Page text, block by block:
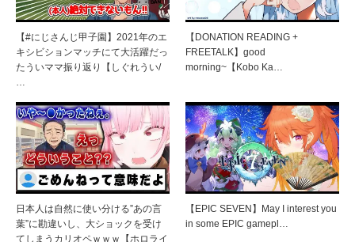
【#にじさんじ甲子園】2021年のエ
キシビションマッチにて大活躍だっ
たういママ振り返り【しぐれうい/
【DONATION READING +
FREETALK】good
morning~【Kobo Ka…
日本人は自然に使い分ける”あの言
葉”に勘違いし、大ショックを受け
てしまうカリオペｗｗｗ【ホロライ
【EPIC SEVEN】May I interest you
in some EPIC gamepl…